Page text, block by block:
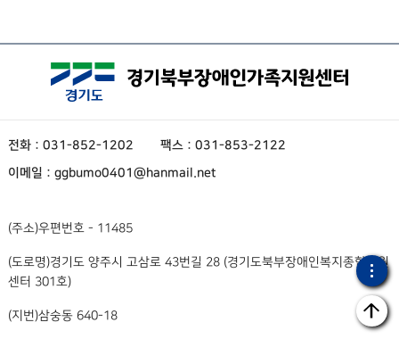
전화 : 031-852-1202
팩스 : 031-853-2122
이메일 : ggbumo0401@hanmail.net
(주소)우편번호 - 11485
(도로명)경기도 양주시 고삼로 43번길 28 (경기도북부장애인복지종합지원
센터 301호)
(지번)삼숭동 640-18